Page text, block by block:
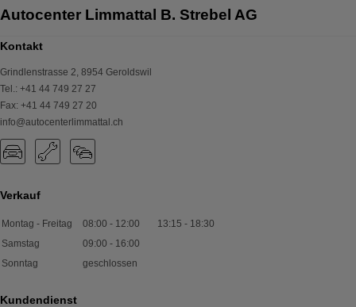
Kontakt
Grindlenstrasse 2 8954 Geroldswil
Tel. : +41 44 749 27 27
Fax: +41 44 749 27 20
info@autocenterlimmattal.ch
Verkauf
Montag - Freitag 08:00 - 12:00 13:15 - 18:30
Samstag
09:00 - 16:00
Sonntag
geschlossen
Kundendienst